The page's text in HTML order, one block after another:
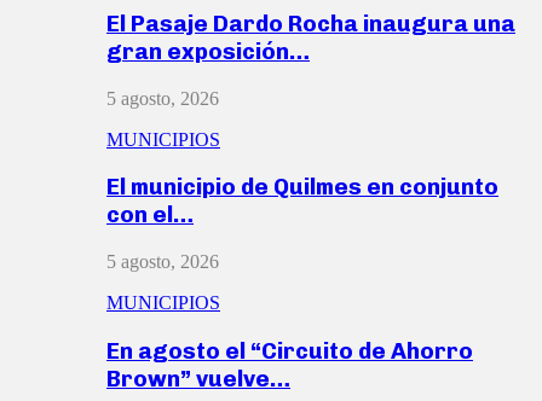
El Pasaje Dardo Rocha inaugura una
gran exposición…
5 agosto, 2026
MUNICIPIOS
El municipio de Quilmes en conjunto
con el…
5 agosto, 2026
MUNICIPIOS
En agosto el “Circuito de Ahorro
Brown” vuelve…